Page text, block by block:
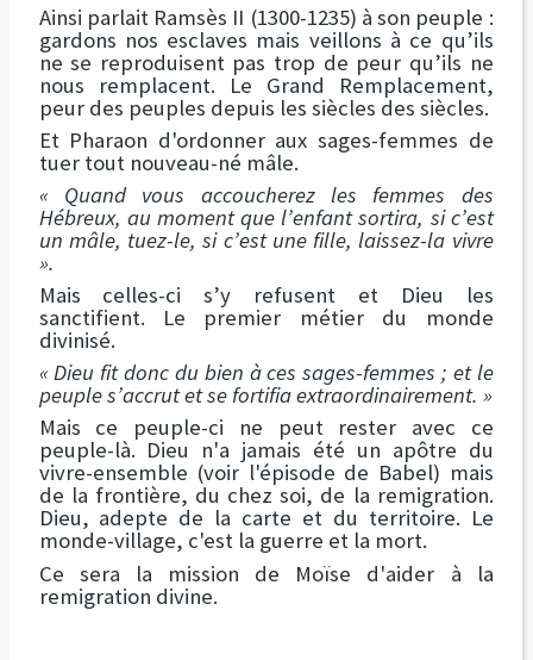
Ainsi parlait Ramsès II (1300-1235) à son peuple :
gardons nos esclaves mais veillons à ce qu’ils
ne se reproduisent pas trop de peur qu’ils ne
nous remplacent. Le Grand Remplacement,
peur des peuples depuis les siècles des siècles.
Et Pharaon d'ordonner aux sages-femmes de
tuer tout nouveau-né mâle.
« Quand vous accoucherez les femmes des
Hébreux, au moment que l’enfant sortira, si c’est
un mâle, tuez-le, si c’est une fille, laissez-la vivre
».
Mais celles-ci s’y refusent et Dieu les
sanctifient. Le premier métier du monde
divinisé.
« Dieu fit donc du bien à ces sages-femmes ; et le
peuple s’accrut et se fortifia extraordinairement. »
Mais ce peuple-ci ne peut rester avec ce
peuple-là. Dieu n'a jamais été un apôtre du
vivre-ensemble (voir l'épisode de Babel) mais
de la frontière, du chez soi, de la remigration.
Dieu, adepte de la carte et du territoire. Le
monde-village, c'est la guerre et la mort.
Ce sera la mission de Moïse d'aider à la
remigration divine.